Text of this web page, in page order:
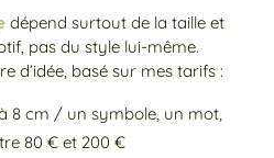
dépend surtout de la taille et
pas du style lui-même.
d’idée, basé sur mes tarifs :
8 cm / un symbole, un mot,
80 € et 200 €